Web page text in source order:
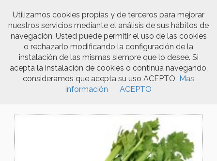
Products
Utilizamos cookies propias y de terceros para mejorar
nuestros servicios mediante el análisis de sus hábitos de
navegación. Usted puede permitir el uso de las cookies
o rechazarlo modificando la configuración de la
instalación de las mismas siempre que lo desee. Si
acepta la instalación de cookies o continúa navegando,
consideramos que acepta su uso ACEPTO Mas
información
ACEPTO